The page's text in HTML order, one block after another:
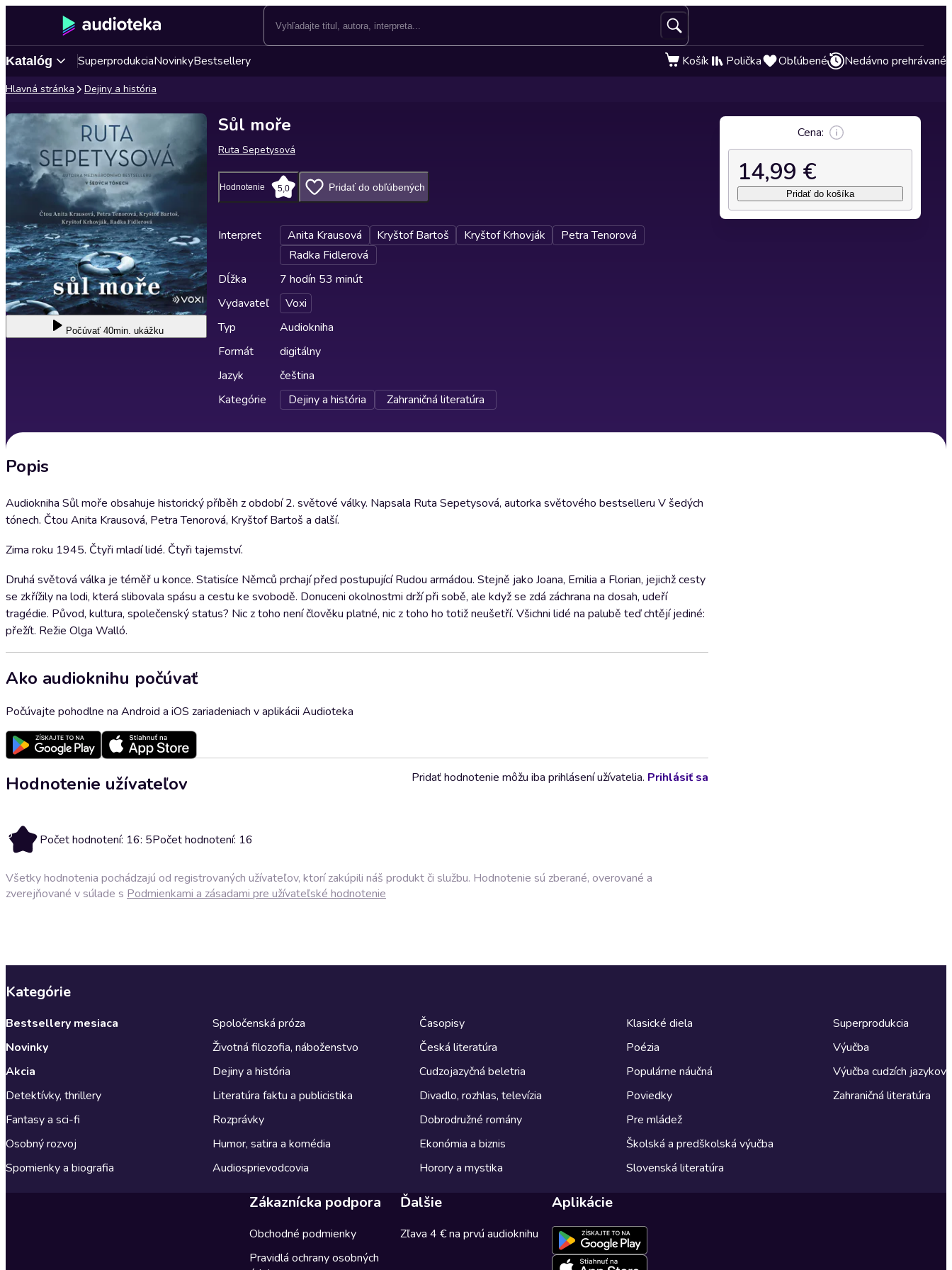
Katalóg SuperprodukciaNovinkyBestsellery Košík Polička Obľúbené Nedávno prehrávané
Hlavná stránka Dejiny a história
Počúvať 40min. ukážku
Sůl moře
Ruta Sepetysová
Hodnotenie 5,0 Pridať do obľúbených
Interpret Anita Krausová Kryštof Bartoš Kryštof Krhovják
Petra Tenorová
Radka Fidlerová
Dĺžka
7 hodín 53 minút
Vydavateľ
Voxi
Typ
Audiokniha
Formát
digitálny
Jazyk
čeština
Kategórie
Dejiny a história Zahraničná literatúra
Popis
Audiokniha Sůl moře obsahuje historický příběh z období 2. světové války. Napsala Ruta Sepetysová, autorka světového bestselleru V šedých
tónech. Čtou Anita Krausová, Petra Tenorová, Kryštof Bartoš a další.
Zima roku 1945. Čtyři mladí lidé. Čtyři tajemství.
Druhá světová válka je téměř u konce. Statisíce Němců prchají před postupující Rudou armádou. Stejně jako Joana, Emilia a Florian, jejichž cesty
se zkřížily na lodi, která slibovala spásu a cestu ke svobodě. Donuceni okolnostmi drží při sobě, ale když se zdá záchrana na dosah, udeří
tragédie. Původ, kultura, společenský status? Nic z toho není člověku platné, nic z toho ho totiž neušetří. Všichni lidé na palubě teď chtějí jediné:
přežít. Režie Olga Walló.
Ako audioknihu počúvať
Počúvajte pohodlne na Android a iOS zariadeniach v aplikácii Audioteka
Hodnotenie užívateľov
5 Počet hodnotení: 16: 5Počet hodnotení: 16
Pridať hodnotenie môžu iba prihlásení užívatelia. Prihlásiť sa
Všetky hodnotenia pochádzajú od registrovaných užívateľov, ktorí zakúpili náš produkt či službu. Hodnotenie sú zberané, overované a
zverejňované v súlade s Podmienkami a zásadami pre užívateľské hodnotenie
Cena:
14,99 €
Pridať do košíka
Kategórie
Bestsellery mesiaca
Novinky
Akcia
Detektívky, thrillery
Fantasy a sci-fi
Osobný rozvoj
Spomienky a biografia
Spoločenská próza
Životná filozofia, náboženstvo
Dejiny a história
Literatúra faktu a publicistika
Rozprávky
Humor, satira a komédia
Audiosprievodcovia
Časopisy
Česká literatúra
Cudzojazyčná beletria
Divadlo, rozhlas, televízia
Dobrodružné romány
Ekonómia a biznis
Horory a mystika
Klasické diela
Poézia
Populárne náučná
Poviedky
Pre mládež
Školská a predškolská výučba
Slovenská literatúra
Superprodukcia
Výučba
Výučba cudzích jazykov
Zahraničná literatúra
Zákaznícka podpora
Obchodné podmienky
Pravidlá ochrany osobných
Ďalšie
Zľava 4 € na prvú audioknihu
Aplikácie